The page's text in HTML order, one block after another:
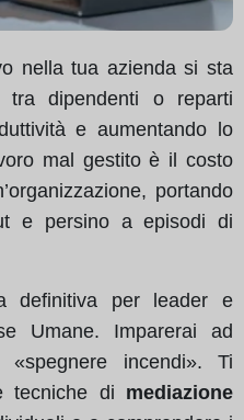
nella tua azienda si sta
tra dipendenti o reparti
e aumentando lo
mal gestito è il costo
portando
e persino a episodi di
definitiva per leader e
Umane. Imparerai ad
incendi». Ti
tecniche di mediazione